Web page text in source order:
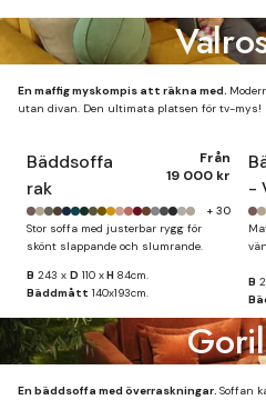
En maffig myskompis att räkna med.
utan divan. Den ultimata platsen för tv-mys!
Bäddsoffa
rak
Från
19 000 kr
+ 30
Stor soffa med justerbar rygg för
skönt slappande och slumrande.
B 243 x D 110 xH 84cm.
Bäddmått 140x193cm.
-
B
En bäddsoffa med överraskningar. Soffan